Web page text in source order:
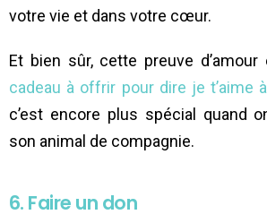
votre vie et dans votre cœur.
Et bien sûr, cette preuve
cadeau à offrir pour dire je t’aime
c’est encore plus spécial quand
son animal de compagnie.
6. Faire un don